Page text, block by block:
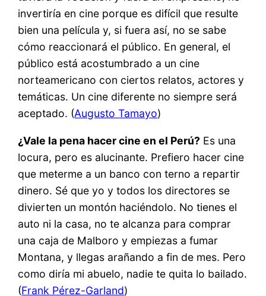
invertiría en cine porque es difícil que resulte
bien una película y, si fuera así, no se sabe
cómo reaccionará el público. En general, el
público está acostumbrado a un cine
norteamericano con ciertos relatos, actores y
temáticas. Un cine diferente no siempre será
aceptado. (Augusto Tamayo)
¿Vale la pena hacer cine en el Perú? Es una
locura, pero es alucinante. Prefiero hacer cine
que meterme a un banco con terno a repartir
dinero. Sé que yo y todos los directores se
divierten un montón haciéndolo. No tienes el
auto ni la casa, no te alcanza para comprar
una caja de Malboro y empiezas a fumar
Montana, y llegas arañando a fin de mes. Pero
como diría mi abuelo, nadie te quita lo bailado.
(Frank Pérez-Garland)